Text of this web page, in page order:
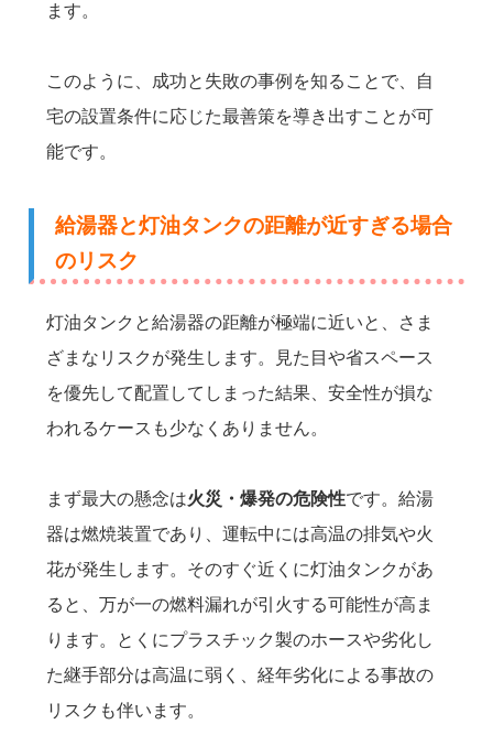
ます。
このように、成功と失敗の事例を知ることで、自
宅の設置条件に応じた最善策を導き出すことが可
能です。
給湯器と灯油タンクの距離が近すぎる場合
のリスク
灯油タンクと給湯器の距離が極端に近いと、さま
ざまなリスクが発生します。見た目や省スペース
を優先して配置してしまった結果、安全性が損な
われるケースも少なくありません。
まず最大の懸念は火災・爆発の危険性です。給湯
器は燃焼装置であり、運転中には高温の排気や火
花が発生します。そのすぐ近くに灯油タンクがあ
ると、万が一の燃料漏れが引火する可能性が高ま
ります。とくにプラスチック製のホースや劣化し
た継手部分は高温に弱く、経年劣化による事故の
リスクも伴います。